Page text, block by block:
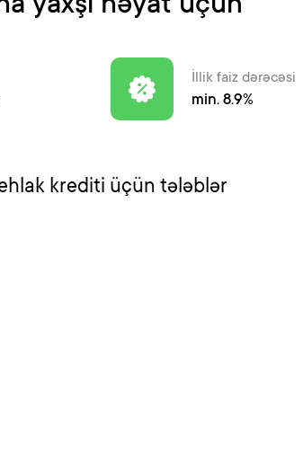
İllik faiz dərəcəsi
min. 8.9%
krediti üçün tələblər